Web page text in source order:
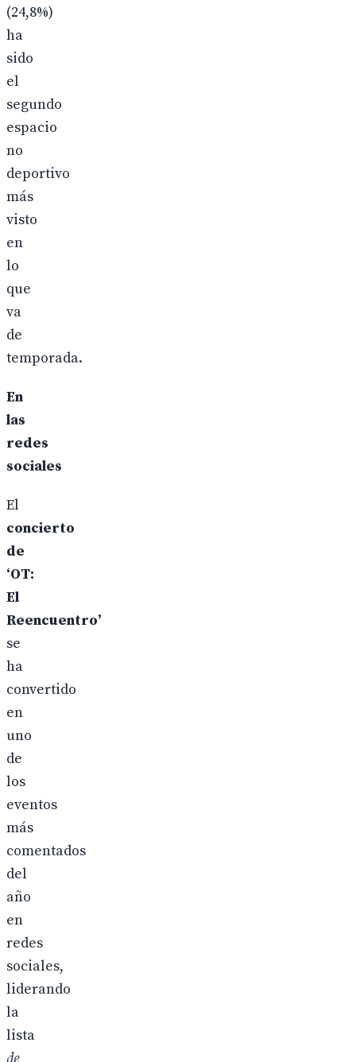
(24,8%)
ha
sido
el
segundo
espacio
no
deportivo
más
visto
en
lo
que
va
de
temporada.
En
las
redes
sociales
El
concierto
de
‘OT:
El
Reencuentro’
se
ha
convertido
en
uno
de
los
eventos
más
comentados
del
año
en
redes
sociales,
liderando
la
lista